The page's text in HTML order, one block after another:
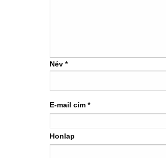
Név *
E-mail cím *
Honlap